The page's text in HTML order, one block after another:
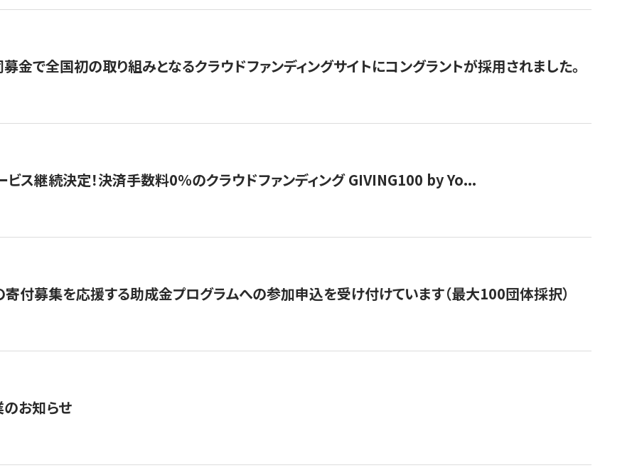
金で全国初の取り組みとなるクラウドファンディングサイトにコングラントが採用されました。
ス継続決定！決済手数料0％のクラウドファンディング GIVING100 by Yo...
付募集を応援する助成金プログラムへの参加申込を受け付けています（最大100団体採択）
お知らせ